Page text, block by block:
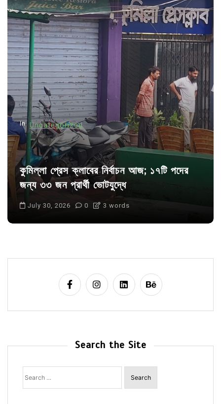
v
i
g
a
t
i
o
n
In Uncategorized
কুমিল্লা প্রেস ক্লাবের নির্বাচন আজ; ১৭টি পদের
জন্য ৩৩ জন প্রার্থী ভোটযুদ্ধে
July 30, 2026 0 3 words
Search the Site
Search
for: